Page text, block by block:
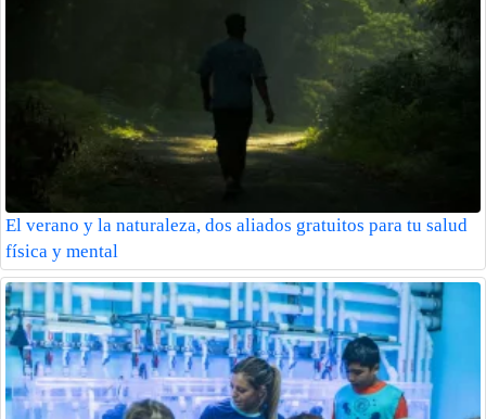
El verano y la naturaleza, dos aliados gratuitos para tu salud
física y mental